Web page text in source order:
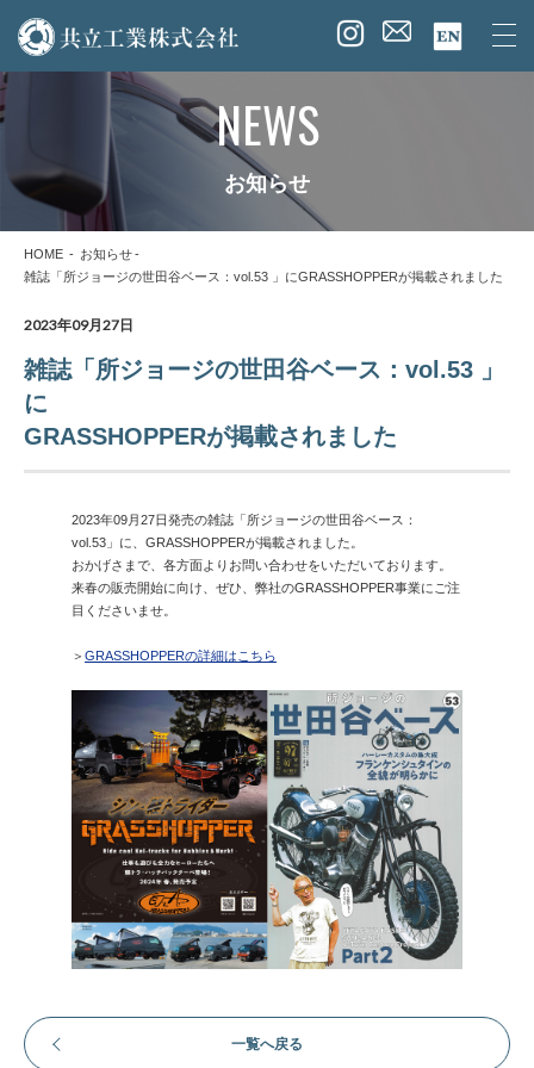
NEWS
お知らせ
HOME
お知らせ
雑誌「所ジョージの世田谷ベース：vol.53 」にGRASSHOPPERが掲載されました
2023年09月27日
雑誌「所ジョージの世田谷ベース：vol.53 」
に
GRASSHOPPERが掲載されました
2023年09月27日発売の雑誌「所ジョージの世田谷ベース：
vol.53」に、GRASSHOPPERが掲載されました。
おかげさまで、各方面よりお問い合わせをいただいております。
来春の販売開始に向け、ぜひ、弊社のGRASSHOPPER事業にご注
目くださいませ。
＞ GRASSHOPPERの詳細はこちら
一覧へ戻る